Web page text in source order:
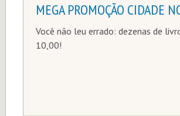
MEGA PROMOÇÃO CIDADE
Você não leu errado: dezenas de
10,00!